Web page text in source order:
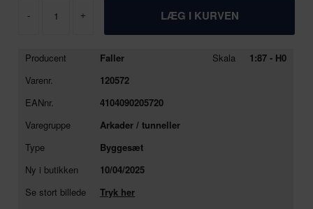
- +
Producent
Faller
Varenr.
120572
EANnr.
4104090205720
Varegruppe
Arkader / tunneller
Type
Byggesæt
Ny i butikken
10/04/2025
Se stort billede
Tryk her
Skala 1:87 - H0